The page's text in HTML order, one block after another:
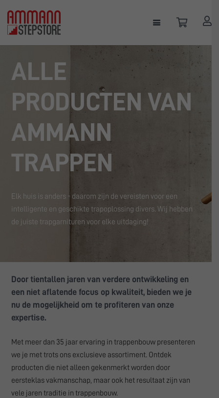
ALLE
PRODUCTEN VAN
AMMANN
TRAPPEN
Elk huis is anders - daarom zijn de vereisten voor een
intelligente en geschikte trapoplossing divers. Wij hebben
de juiste trapgarnituren voor elke uitdaging!
Door tientallen jaren van verdere ontwikkeling en
een niet aflatende focus op kwaliteit, bieden we je
nu de mogelijkheid om te profiteren van onze
expertise.
Met meer dan 35 jaar ervaring in trappenbouw presenteren
we je met trots ons exclusieve assortiment. Ontdek
producten die niet alleen gekenmerkt worden door
eersteklas vakmanschap, maar ook het resultaat zijn van
vele jaren traditie in trappenbouw.